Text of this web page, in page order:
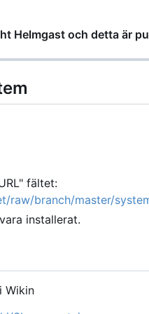
Helmgast och detta är
fältet:
raw/branch/master/
installerat.
Wikin